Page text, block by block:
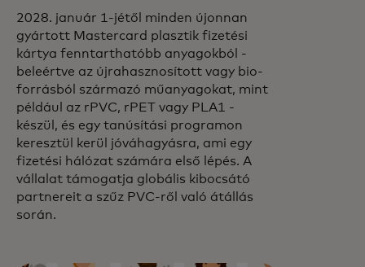
2028. január 1-jétől minden újonnan
gyártott Mastercard plasztik fizetési
kártya fenntarthatóbb anyagokból -
beleértve az újrahasznosított vagy bio-
forrásból származó műanyagokat, mint
például az rPVC, rPET vagy PLA1 -
készül, és egy tanúsítási programon
keresztül kerül jóváhagyásra, ami egy
fizetési hálózat számára első lépés. A
vállalat támogatja globális kibocsátó
partnereit a szűz PVC-ről való átállás
során.